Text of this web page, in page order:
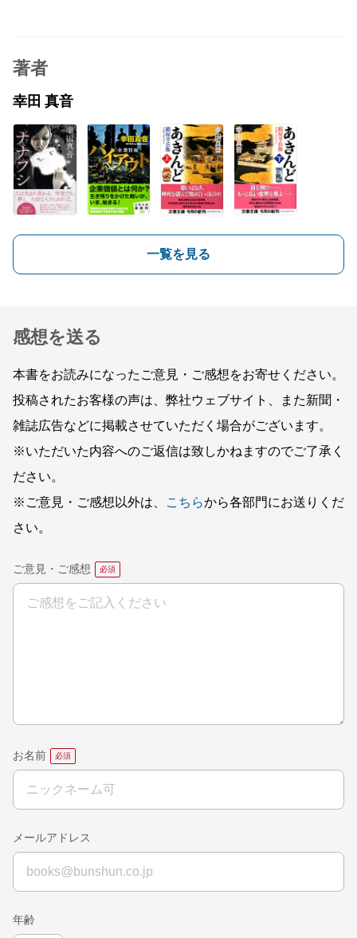
著者
幸田 真音
一覧を見る
感想を送る
本書をお読みになったご意見・ご感想をお寄せください。
投稿されたお客様の声は、弊社ウェブサイト、また新聞・
雑誌広告などに掲載させていただく場合がございます。
※いただいた内容へのご返信は致しかねますのでご了承く
ださい。
※ご意見・ご感想以外は、
こちらから各部門にお送りくだ
さい。
ご意見・ご感想
お名前
メールアドレス
年齢